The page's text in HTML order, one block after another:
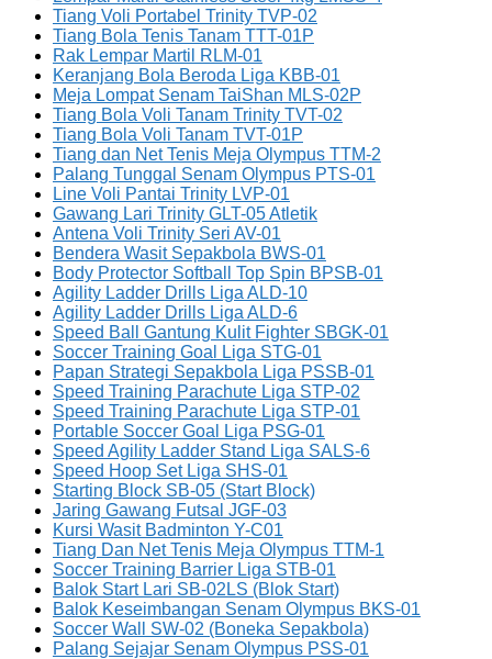
Tiang Voli Portabel Trinity TVP-02
Tiang Bola Tenis Tanam TTT-01P
Rak Lempar Martil RLM-01
Keranjang Bola Beroda Liga KBB-01
Meja Lompat Senam TaiShan MLS-02P
Tiang Bola Voli Tanam Trinity TVT-02
Tiang Bola Voli Tanam TVT-01P
Tiang dan Net Tenis Meja Olympus TTM-2
Palang Tunggal Senam Olympus PTS-01
Line Voli Pantai Trinity LVP-01
Gawang Lari Trinity GLT-05 Atletik
Antena Voli Trinity Seri AV-01
Bendera Wasit Sepakbola BWS-01
Body Protector Softball Top Spin BPSB-01
Agility Ladder Drills Liga ALD-10
Agility Ladder Drills Liga ALD-6
Speed Ball Gantung Kulit Fighter SBGK-01
Soccer Training Goal Liga STG-01
Papan Strategi Sepakbola Liga PSSB-01
Speed Training Parachute Liga STP-02
Speed Training Parachute Liga STP-01
Portable Soccer Goal Liga PSG-01
Speed Agility Ladder Stand Liga SALS-6
Speed Hoop Set Liga SHS-01
Starting Block SB-05 (Start Block)
Jaring Gawang Futsal JGF-03
Kursi Wasit Badminton Y-C01
Tiang Dan Net Tenis Meja Olympus TTM-1
Soccer Training Barrier Liga STB-01
Balok Start Lari SB-02LS (Blok Start)
Balok Keseimbangan Senam Olympus BKS-01
Soccer Wall SW-02 (Boneka Sepakbola)
Palang Sejajar Senam Olympus PSS-01